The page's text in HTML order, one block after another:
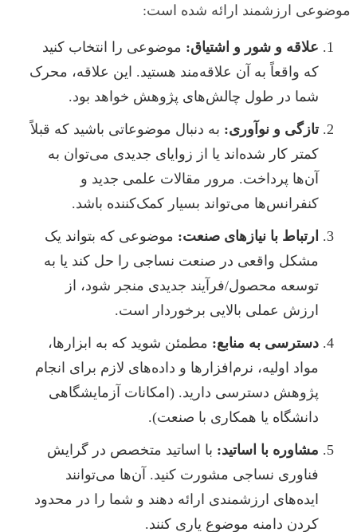
موضوعی ارزشمند ارائه شده است:
علاقه و شور و اشتیاق: موضوعی را انتخاب کنید
که واقعاً به آن علاقه‌مند هستید. این علاقه، محرک
شما در طول چالش‌های پژوهش خواهد بود.
تازگی و نوآوری: به دنبال موضوعاتی باشید که قبلاً
کمتر کار شده‌اند یا از زوایای جدیدی می‌توان به
آن‌ها پرداخت. مرور مقالات علمی جدید و
کنفرانس‌ها می‌تواند بسیار کمک‌کننده باشد.
ارتباط با نیازهای صنعت: موضوعی که بتواند یک
مشکل واقعی در صنعت نساجی را حل کند یا به
توسعه محصول/فرآیند جدیدی منجر شود، از
ارزش عملی بالایی برخوردار است.
دسترسی به منابع: مطمئن شوید که به ابزارها،
مواد اولیه، نرم‌افزارها و داده‌های لازم برای انجام
پژوهش دسترسی دارید. (امکانات آزمایشگاهی
دانشگاه یا همکاری با صنعت).
مشاوره با اساتید: با اساتید متخصص در گرایش
فناوری نساجی مشورت کنید. آن‌ها می‌توانند
ایده‌های ارزشمندی ارائه دهند و شما را در محدود
کردن دامنه موضوع یاری کنند.